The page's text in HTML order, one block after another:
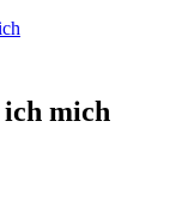
mich